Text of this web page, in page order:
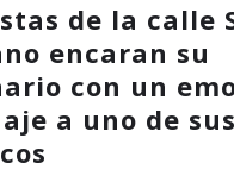
de la calle
encaran su
con un
a uno de